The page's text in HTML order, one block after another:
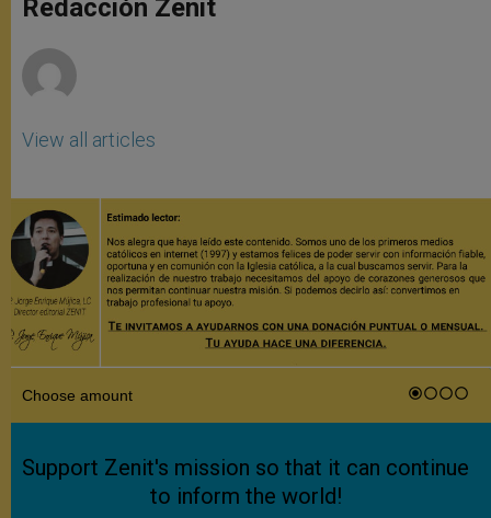
p e k
Redacción Zenit
View all articles